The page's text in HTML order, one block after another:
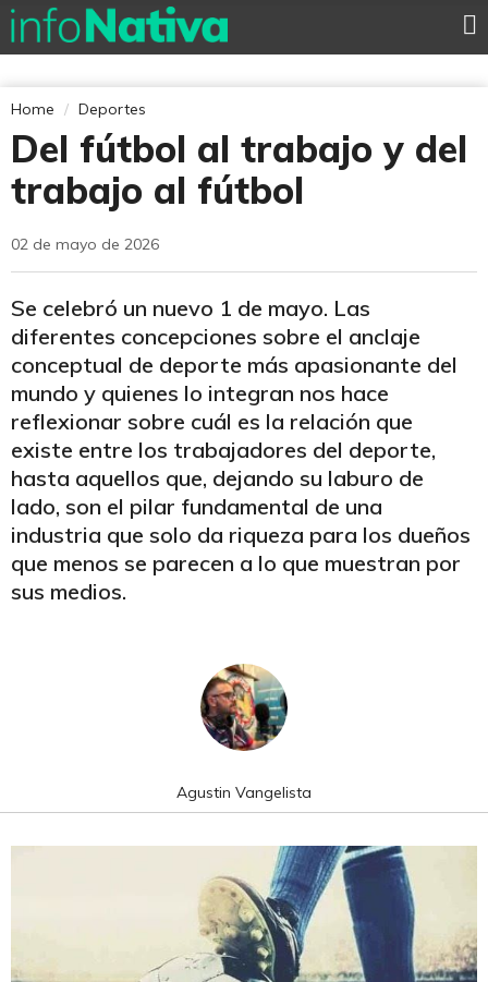
Home Deportes
Del fútbol al trabajo y del
trabajo al fútbol
02 de mayo de 2026
Se celebró un nuevo 1 de mayo. Las
diferentes concepciones sobre el anclaje
conceptual de deporte más apasionante del
mundo y quienes lo integran nos hace
reflexionar sobre cuál es la relación que
existe entre los trabajadores del deporte,
hasta aquellos que, dejando su laburo de
lado, son el pilar fundamental de una
industria que solo da riqueza para los dueños
que menos se parecen a lo que muestran por
sus medios.
Agustin Vangelista